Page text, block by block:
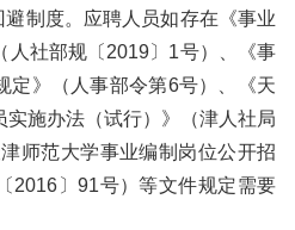
制度。应聘人员如存在《事业
人社部规〔2019〕1号）、《事
定》（人事部令第6号）、《天
施办法（试行）》（津人社局
师范大学事业编制岗位公开招
2016〕91号）等文件规定需要